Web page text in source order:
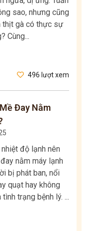
sao, nhưng cũng
thịt gà có thực sự
Cùng...
496 lượt xem
Đay Nằm
độ lạnh nên
nằm máy lạnh
bị phát ban, nổi
quạt hay không
trạng bệnh lý. ...